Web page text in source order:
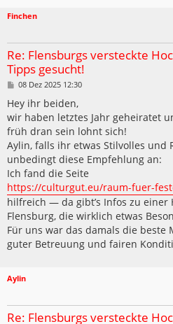
Finchen
Re: Flensburgs versteckte
Tipps gesucht!
B
i
r
a
g
08 Dez 2025 12:30
Hey ihr beiden,
wir haben letztes Jahr geheiratet
früh dran sein lohnt sich!
Aylin, falls ihr etwas Stilvolles und
unbedingt diese Empfehlung an:
Ich fand die Seite
https://culturgut.eu/raum-fuer-
hilfreich — da gibt’s Infos zu einer
Flensburg, die wirklich etwas
Für uns war das damals die beste
guter Betreuung und fairen
Aylin
Re: Flensburgs versteckte